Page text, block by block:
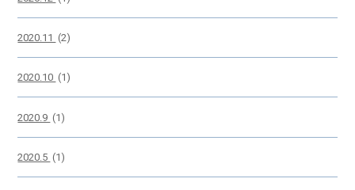
2020.11 (2)
2020.10 (1)
2020.9 (1)
2020.5 (1)